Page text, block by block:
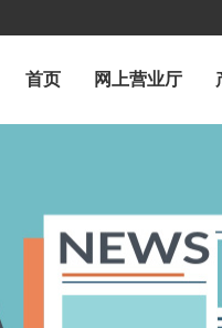
首页 网上营业厅